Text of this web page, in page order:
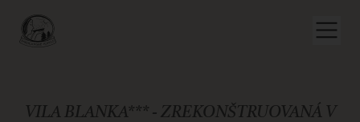
VILA BLANKA*** - ZREKONŠTRUOVANÁ V